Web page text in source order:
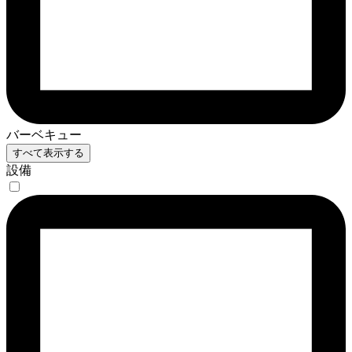
バーベキュー
すべて表示する
設備